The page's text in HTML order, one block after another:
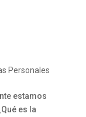
Personales
estamos
es la